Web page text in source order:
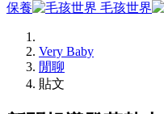
保養
毛孩世界
Very Baby
閒聊
貼文